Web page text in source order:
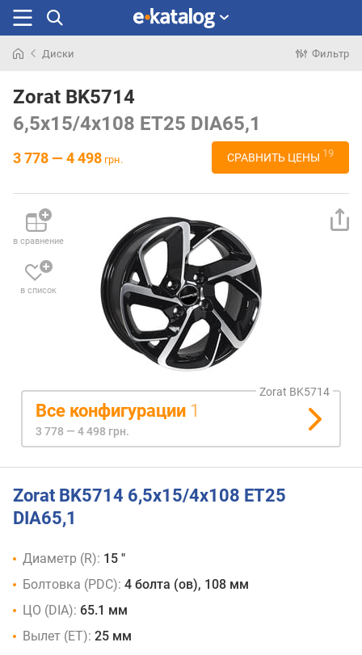
раньше
Диски Фильтр
Zorat BK5714
6,5x15/4x108 ET25 DIA65,1
3 778 — 4 498 грн. СРАВНИТЬ ЦЕНЫ 19
в сравнение
в список
Zorat BK5714
Все конфигурации 1
3 778 — 4 498 грн.
Zorat BK5714 6,5x15/4x108 ET25
DIA65,1
Диаметр (R): 15 "
Болтовка (PDC): 4 болта (ов), 108 мм
ЦО (DIA): 65.1 мм
Вылет (ET): 25 мм